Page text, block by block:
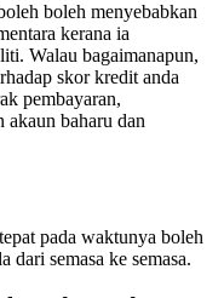
boleh menyebabkan
kerana ia
Walau bagaimanapun,
skor kredit anda
pembayaran,
akaun baharu dan
pada waktunya boleh
dari semasa ke semasa.